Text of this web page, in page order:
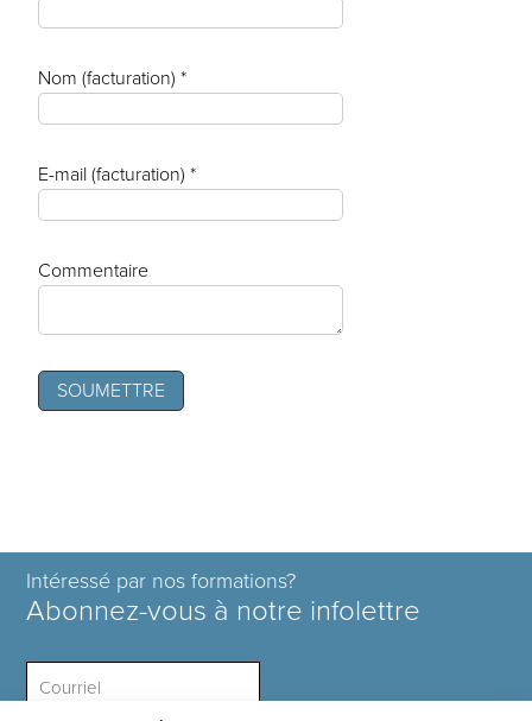
Nom (facturation) *
E-mail (facturation) *
Commentaire
Intéressé par nos formations?
Abonnez-vous à notre infolettre